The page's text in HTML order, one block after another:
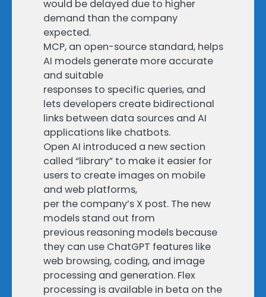
would be delayed due to higher
demand than the company
expected.
MCP, an open-source standard, helps
AI models generate more accurate
and suitable
responses to specific queries, and
lets developers create bidirectional
links between data sources and AI
applications like chatbots.
Open AI introduced a new section
called “library” to make it easier for
users to create images on mobile
and web platforms,
per the company’s X post. The new
models stand out from
previous reasoning models because
they can use ChatGPT features like
web browsing, coding, and image
processing and generation. Flex
processing is available in beta on the